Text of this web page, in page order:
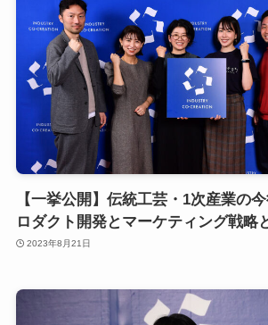
【一挙公開】伝統工芸・1次産業の
ロダクト開発とマーケティング戦略
2023年8月21日